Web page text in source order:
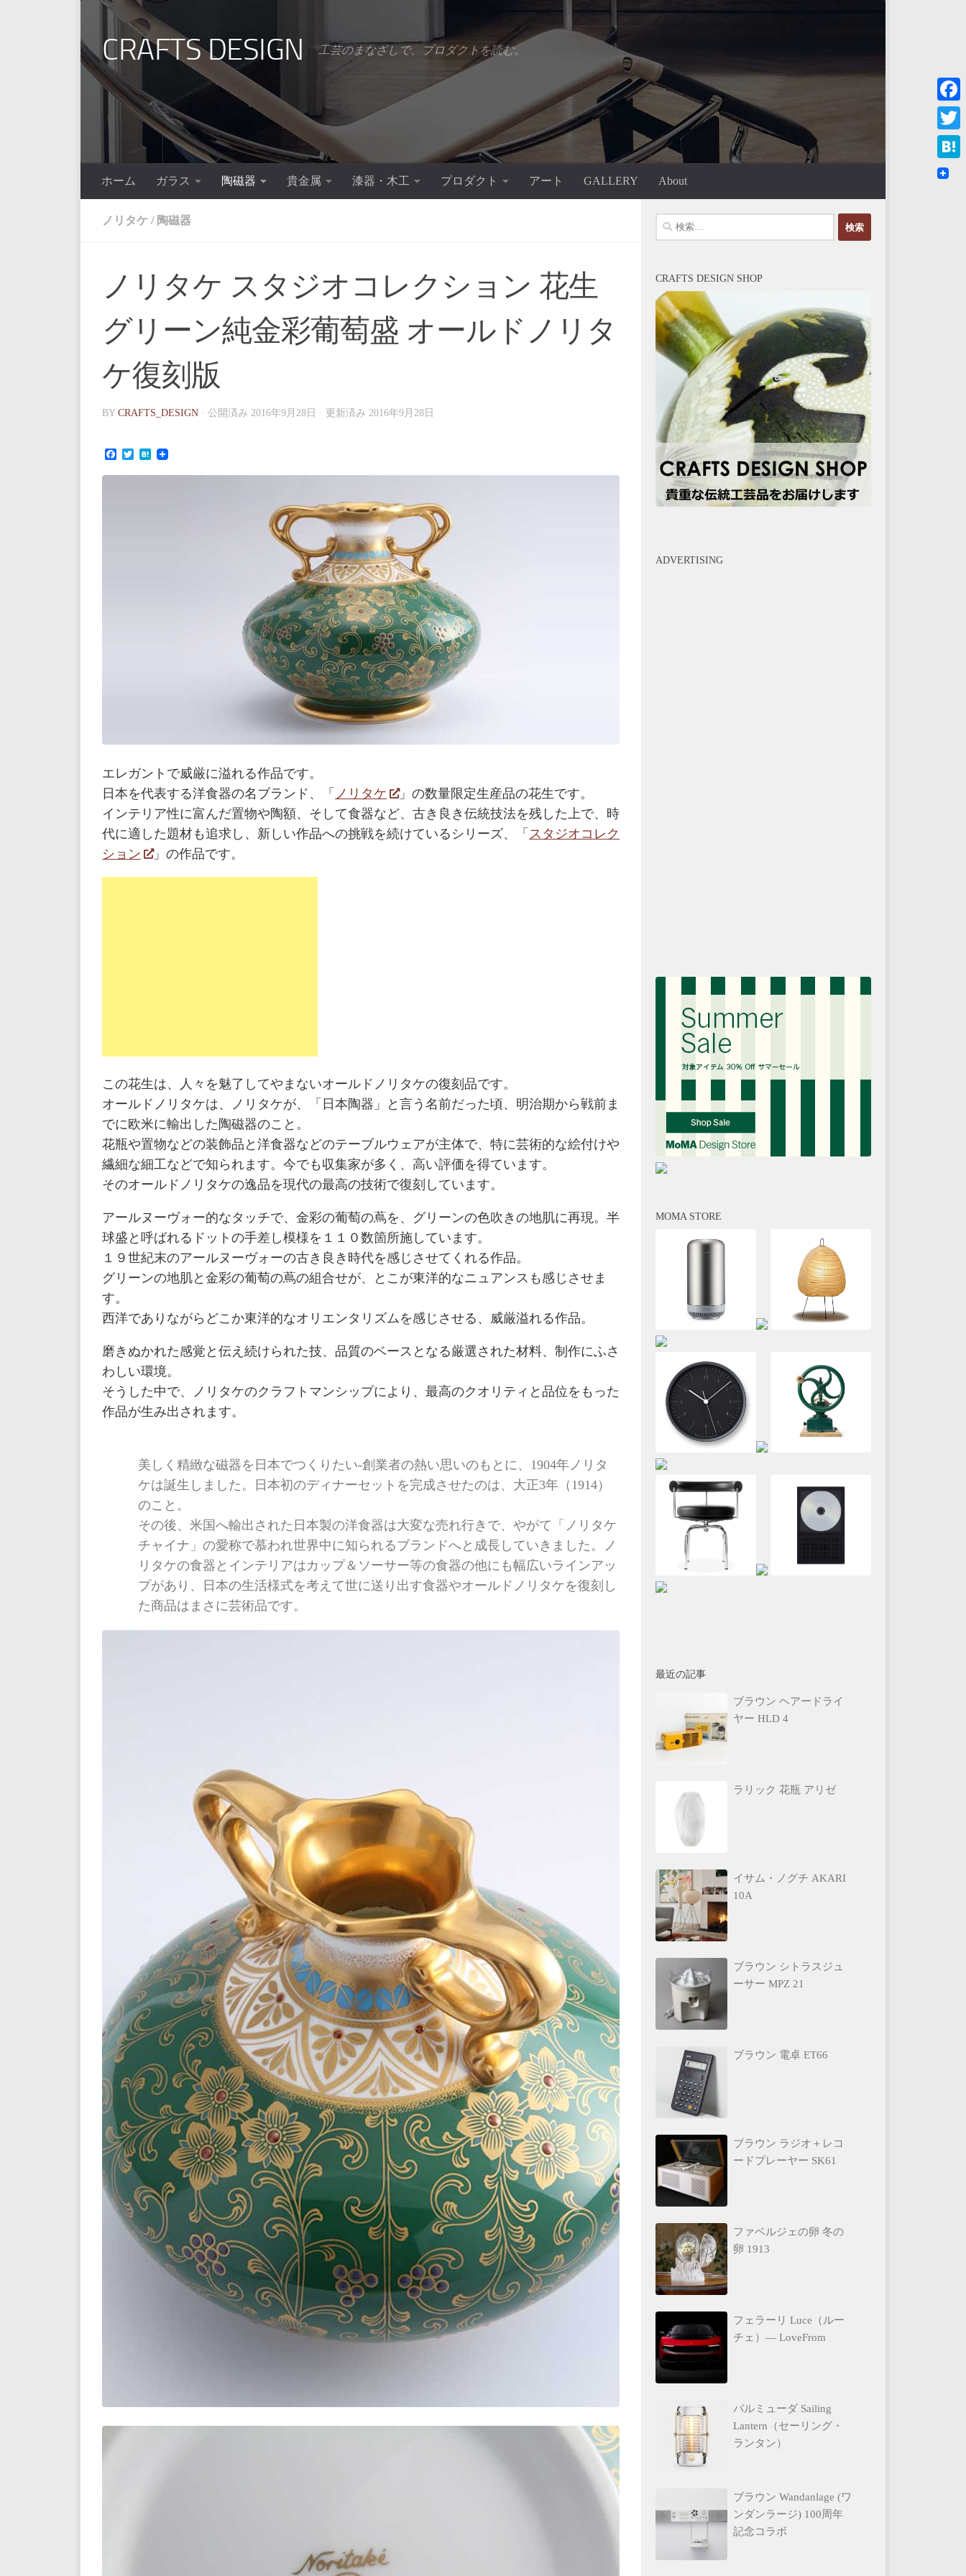
コンテンツへスキップ
CRAFTS DESIGN 工芸のまなざしで、プロダクトを読む。
ホーム ガラス 陶磁器 貴金属 漆器・木工 プロダクト アート GALLERY About
ノリタケ / 陶磁器
ノリタケ スタジオコレクション 花生
グリーン純金彩葡萄盛 オールドノリタ
ケ復刻版
BY CRAFTS_DESIGN · 公開済み 2016年9月28日 · 更新済み 2016年9月28日
Facebook
TwitterHatena
エレガントで威厳に溢れる作品です。
日本を代表する洋食器の名ブランド、「 ノリタケ
」の数量限定生産品の花生です。
インテリア性に富んだ置物や陶額、そして食器など、古き良き伝統技法を残した上で、時
代に適した題材も追求し、新しい作品への挑戦を続けているシリーズ、「 スタジオコレク
ション
」の作品です。
この花生は、人々を魅了してやまないオールドノリタケの復刻品です。
オールドノリタケは、ノリタケが、「日本陶器」と言う名前だった頃、明治期から戦前ま
でに欧米に輸出した陶磁器のこと。
花瓶や置物などの装飾品と洋食器などのテーブルウェアが主体で、特に芸術的な絵付けや
繊細な細工などで知られます。今でも収集家が多く、高い評価を得ています。
そのオールドノリタケの逸品を現代の最高の技術で復刻しています。
アールヌーヴォー的なタッチで、金彩の葡萄の蔦を、グリーンの色吹きの地肌に再現。半
球盛と呼ばれるドットの手差し模様を１１０数箇所施しています。
１９世紀末のアールヌーヴォーの古き良き時代を感じさせてくれる作品。
グリーンの地肌と金彩の葡萄の蔦の組合せが、とこが東洋的なニュアンスも感じさせま
す。
西洋でありながらどこか東洋的なオリエンタリズムを感じさせる、威厳溢れる作品。
磨きぬかれた感覚と伝え続けられた技、品質のベースとなる厳選された材料、制作にふさ
わしい環境。
そうした中で、ノリタケのクラフトマンシップにより、最高のクオリティと品位をもった
作品が生み出されます。
美しく精緻な磁器を日本でつくりたい-創業者の熱い思いのもとに、1904年ノリタ
ケは誕生しました。日本初のディナーセットを完成させたのは、大正3年（1914）
のこと。
その後、米国へ輸出された日本製の洋食器は大変な売れ行きで、やがて「ノリタケ
チャイナ」の愛称で慕われ世界中に知られるブランドへと成長していきました。ノ
リタケの食器とインテリアはカップ＆ソーサー等の食器の他にも幅広いラインアッ
プがあり、日本の生活様式を考えて世に送り出す食器やオールドノリタケを復刻し
た商品はまさに芸術品です。
検
索:
CRAFTS DESIGN SHOP
ADVERTISING
MOMA STORE
最近の記事
ブラウン ヘアードライ
ヤー HLD 4
ラリック 花瓶 アリゼ
イサム・ノグチ AKARI
10A
ブラウン シトラスジュ
ーサー MPZ 21
ブラウン 電卓 ET66
ブラウン ラジオ＋レコ
ードプレーヤー SK61
ファベルジェの卵 冬の
卵 1913
フェラーリ Luce（ルー
チェ）— LoveFrom
バルミューダ Sailing
Lantern（セーリング・
ランタン）
ブラウン Wandanlage (ワ
ンダンラージ) 100周年
記念コラボ